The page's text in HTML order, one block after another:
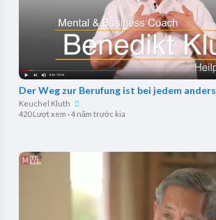
Der Weg zur Berufung ist bei jedem anders
Keuchel Kluth
420 Lượt xem ·4 năm trước kia